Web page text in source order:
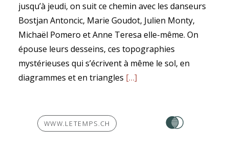
jusqu’à jeudi, on suit ce chemin avec les danseurs
Bostjan Antoncic, Marie Goudot, Julien Monty,
Michaël Pomero et Anne Teresa elle-même. On
épouse leurs desseins, ces topographies
mystérieuses qui s’écrivent à même le sol, en
diagrammes et en triangles […]
WWW.LETEMPS.CH